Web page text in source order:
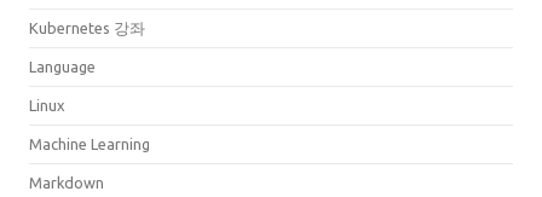
Kubernetes 강좌
Language
Linux
Machine Learning
Markdown